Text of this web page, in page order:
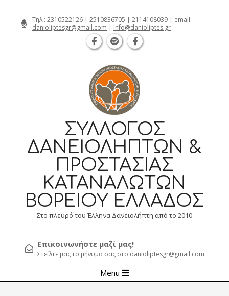
Τηλ.: 2310522126 | 2510836705 | 2114108039 | email:
danioliptesgr@gmail.com | info@danioliptes.gr
ΣΎΛΛΟΓΟΣ
ΔΑΝΕΙΟΛΗΠΤΏΝ &
ΠΡΟΣΤΑΣΊΑΣ
ΚΑΤΑΝΑΛΩΤΏΝ
ΒΟΡΕΊΟΥ ΕΛΛΆΔΟΣ
Στο πλευρό του Έλληνα Δανειολήπτη από το 2010
Επικοινωνήστε μαζί μας!
Στείλτε μας το μήνυμά σας στο danioliptesgr@gmail.com
Navigation
Menu